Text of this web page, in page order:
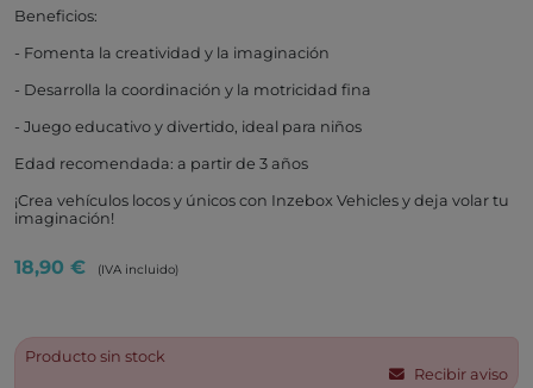
Beneficios:
- Fomenta la creatividad y la imaginación
- Desarrolla la coordinación y la motricidad fina
- Juego educativo y divertido, ideal para niños
Edad recomendada: a partir de 3 años
¡Crea vehículos locos y únicos con Inzebox Vehicles y deja volar tu
imaginación!
18,90 € (IVA incluido)
Producto sin stock
Recibir aviso